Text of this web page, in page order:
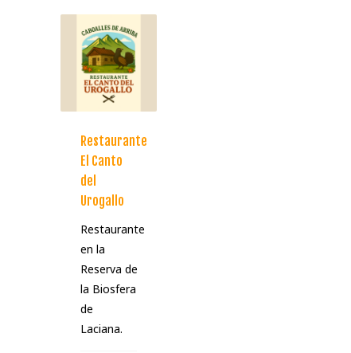
Restaurante
El Canto
del
Urogallo
Restaurante
en la
Reserva de
la Biosfera
de
Laciana.